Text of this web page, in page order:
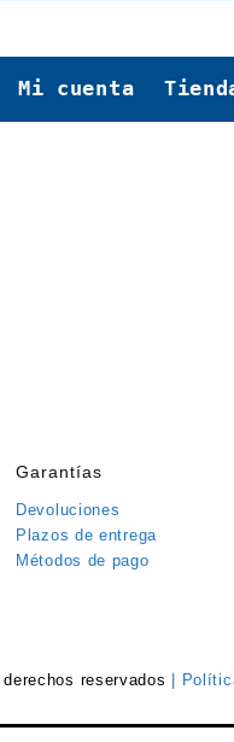
Mi cuenta
Garantías
Devoluciones
Plazos de entrega
Métodos de pago
reservados |